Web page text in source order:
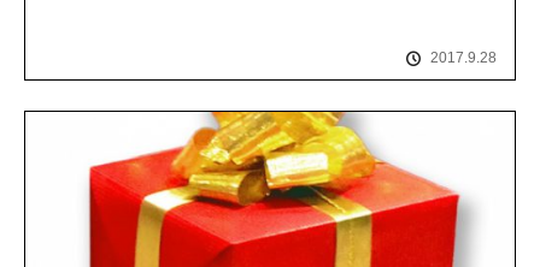
2017.9.28